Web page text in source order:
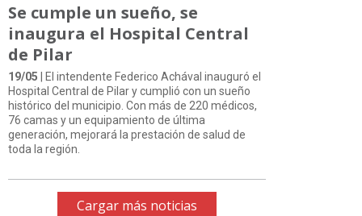
Se cumple un sueño, se
inaugura el Hospital Central
de Pilar
19/05 | El intendente Federico Achával inauguró el
Hospital Central de Pilar y cumplió con un sueño
histórico del municipio. Con más de 220 médicos,
76 camas y un equipamiento de última
generación, mejorará la prestación de salud de
toda la región.
Cargar más noticias